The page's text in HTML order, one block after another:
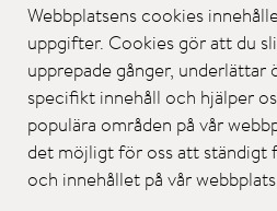
Webbplatsens cookies
uppgifter. Cookies gör att du
upprepade gånger, underlättar
specifikt innehåll och hjälper
populära områden på vår
det möjligt för oss att ständigt
och innehållet på vår